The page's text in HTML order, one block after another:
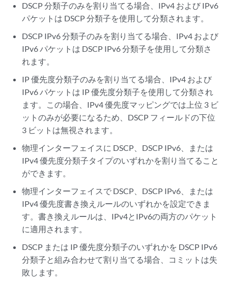
DSCP 分類子のみを割り当てる場合、IPv4 および IPv6
パケットは DSCP 分類子を使用して分類されます。
DSCP IPv6 分類子のみを割り当てる場合、IPv4 および
IPv6 パケットは DSCP IPv6 分類子を使用して分類さ
れます。
IP 優先度分類子のみを割り当てる場合、IPv4 および
IPv6 パケットは IP 優先度分類子を使用して分類され
ます。この場合、IPv4 優先度マッピングでは上位 3 ビ
ットのみが必要になるため、DSCP フィールドの下位
3 ビットは無視されます。
物理インターフェイスに DSCP、DSCP IPv6、または
IPv4 優先度分類子タイプのいずれかを割り当てること
ができます。
物理インターフェイスで DSCP、DSCP IPv6、または
IPv4 優先度書き換えルールのいずれかを設定できま
す。書き換えルールは、IPv4とIPv6の両方のパケット
に適用されます。
DSCP または IP 優先度分類子のいずれかを DSCP IPv6
分類子と組み合わせて割り当てる場合、コミットは失
敗します。